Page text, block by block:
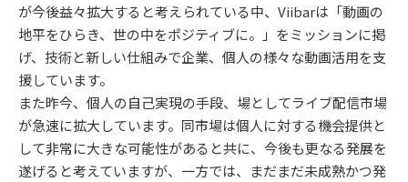
が今後益々拡大すると考えられている中、Viibarは「動画の
地平をひらき、世の中をポジティブに。」をミッションに掲
げ、技術と新しい仕組みで企業、個人の様々な動画活用を支
援しています。
また昨今、個人の自己実現の手段、場としてライブ配信市場
が急速に拡大しています。同市場は個人に対する機会提供と
して非常に大きな可能性があると共に、今後も更なる発展を
遂げると考えていますが、一方では、まだまだ未成熟かつ発